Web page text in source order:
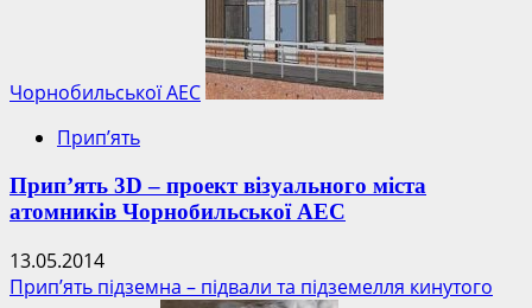
захоронять
аналіз
Чорнобильської АЕС
Прип’ять
Прип’ять 3D – проект візуального міста
атомників Чорнобильської АЕС
13.05.2014
Прип’ять підземна – підвали та підземелля кинутого